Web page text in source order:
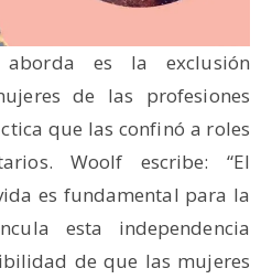
es la exclusión
de las profesiones
que las confinó a roles
Woolf escribe: “El
es fundamental para la
esta independencia
de que las mujeres